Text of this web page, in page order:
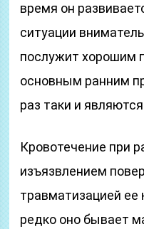
время он
ситуации
послужит хорошим
основным ранним
раз таки и
Кровотечение при
изъязвлением
травматизацией
редко оно бывает